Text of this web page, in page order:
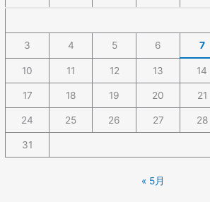
3 4 5 6 7
10 11 12 13 14
17 18 19 20 21
24 25 26 27 28
31
« 5月